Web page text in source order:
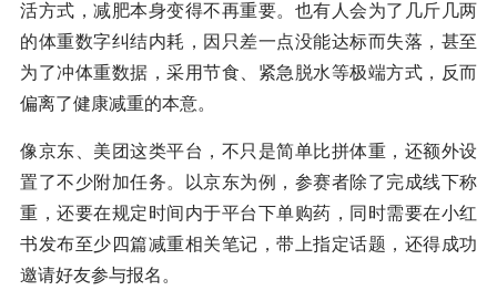
活方式，减肥本身变得不再重要。也有人会为了几斤几两
的体重数字纠结内耗，因只差一点没能达标而失落，甚至
为了冲体重数据，采用节食、紧急脱水等极端方式，反而
偏离了健康减重的本意。
像京东、美团这类平台，不只是简单比拼体重，还额外设
置了不少附加任务。以京东为例，参赛者除了完成线下称
重，还要在规定时间内于平台下单购药，同时需要在小红
书发布至少四篇减重相关笔记，带上指定话题，还得成功
邀请好友参与报名。